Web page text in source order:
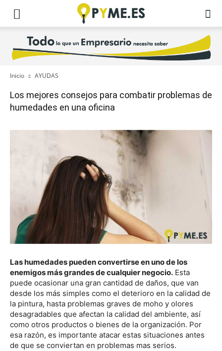
Inicio AYUDAS
Los mejores consejos para combatir problemas de
humedades en una oficina
Las humedades pueden convertirse en uno de los
enemigos más grandes de cualquier negocio. Esta
puede ocasionar una gran cantidad de daños, que van
desde los más simples como el deterioro en la calidad de
la pintura, hasta problemas graves de moho y olores
desagradables que afectan la calidad del ambiente, así
como otros productos o bienes de la organización. Por
esa razón, es importante atacar estas situaciones antes
de que se conviertan en problemas mas serios.